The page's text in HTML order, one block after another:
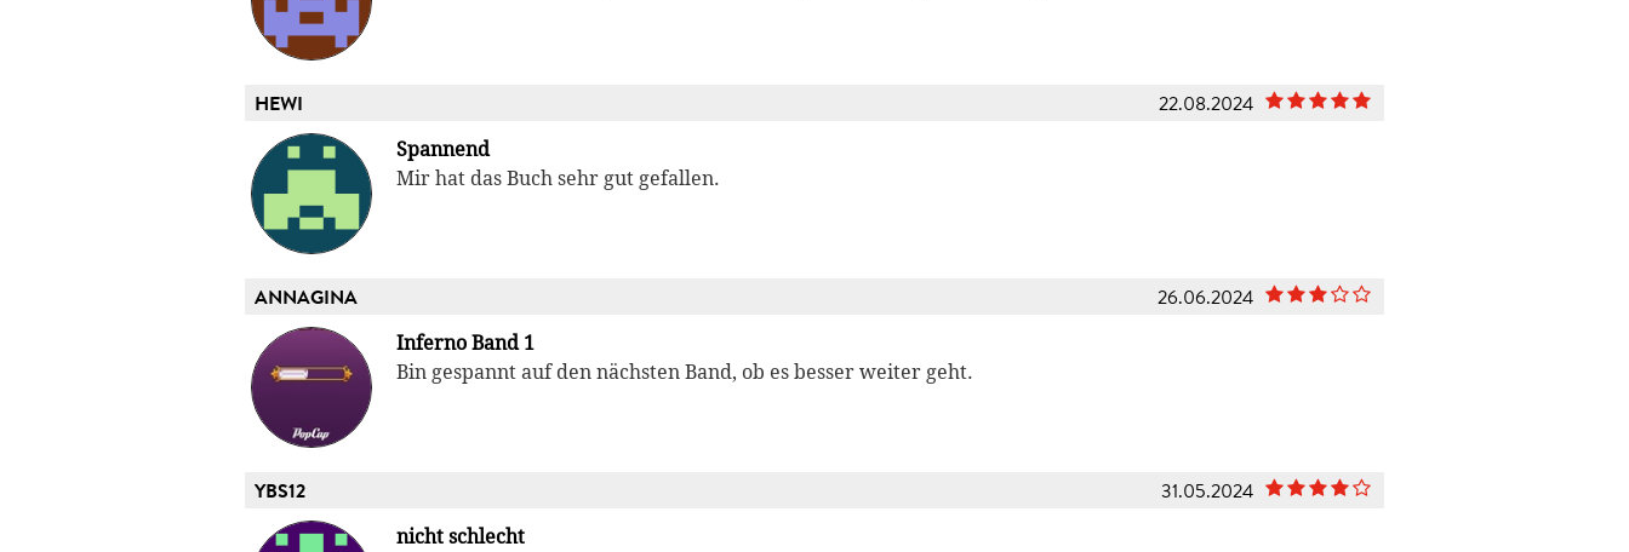
HEWI 22.08.2024
Spannend
Mir hat das Buch sehr gut gefallen.
ANNAGINA 26.06.2024
Inferno Band 1
Bin gespannt auf den nächsten Band, ob es besser weiter geht.
YBS12 31.05.2024
nicht schlecht